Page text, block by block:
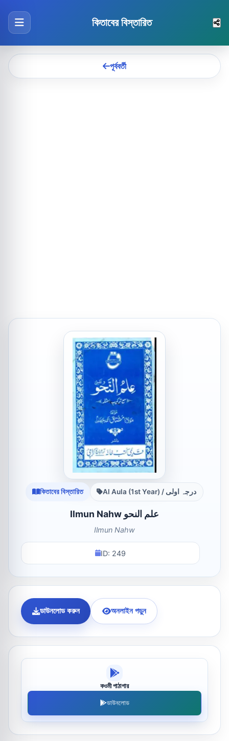
কিতাবের বিস্তারিত
পূর্ববর্তী
কিতাবের বিস্তারিত Al Aula (1st Year) / درجہ اولی
Ilmun Nahw علم النحو
Ilmun Nahw
ID: 249
ডাউনলোড করুন অনলাইন পড়ুন
কওমী পাঠাগার
ডাউনলোড